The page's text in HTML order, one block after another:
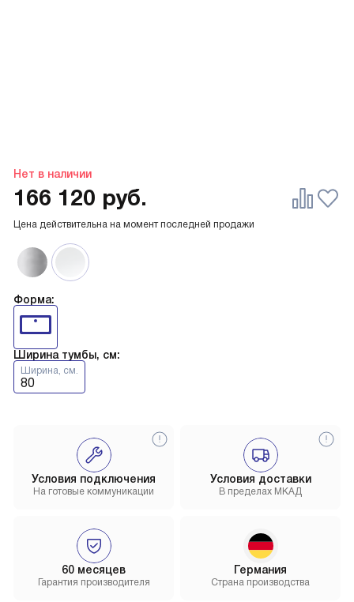
Нет в наличии
Форма:
Ширина тумбы, см:
Ширина, см.
80
Цена действительна на момент последней продажи
166 120 руб.
Условия доставки
В пределах МКАД
60 месяцев
Гарантия производителя
Условия подключения
На готовые коммуникации
Германия
Страна производства